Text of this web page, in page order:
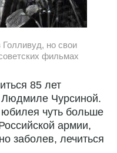
но свои
фильмах
85 лет
Чурсиной.
чуть больше
армии,
заболев, лечиться